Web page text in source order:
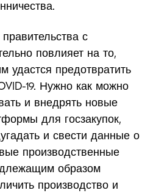
с
повлияет на то,
удастся предотвратить
19. Нужно как можно
и внедрять новые
для госзакупок,
и свести данные о
производственные
образом
производство и